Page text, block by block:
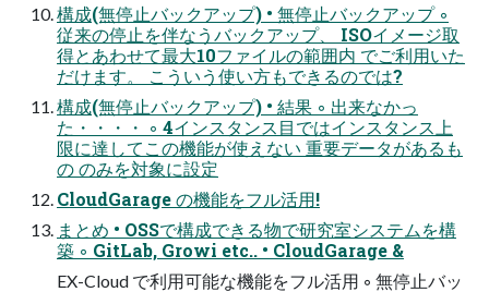
構成(無停止バックアップ) • 無停止バックアップ ◦
従来の停止を伴なうバックアップ、 ISOイメージ取
得とあわせて最大10ファイルの範囲内 でご利用いた
だけます。 こういう使い方もできるのでは?
構成(無停止バックアップ) • 結果 ◦ 出来なかっ
た・・・・ ◦ 4インスタンス目ではインスタンス上
限に達してこの機能が使えない 重要データがあるも
の のみを対象に設定
CloudGarage の機能をフル活用!
まとめ • OSSで構成できる物で研究室システムを構
築 ◦ GitLab, Growi etc.. • CloudGarage &
EX-Cloud で利用可能な機能をフル活用 ◦ 無停止バッ